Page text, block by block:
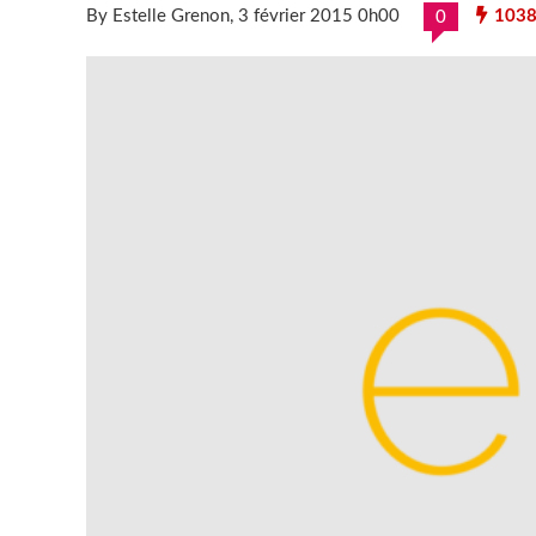
By Estelle Grenon, 3 février 2015 0h00 0 1038